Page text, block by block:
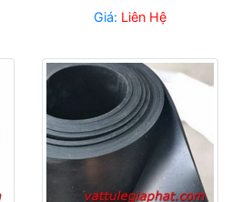
Giá: Liên Hệ